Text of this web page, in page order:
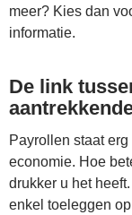
meer? Kies dan
informatie.
De link
Payrollen staat
economie. Hoe
drukker u het
enkel toeleggen